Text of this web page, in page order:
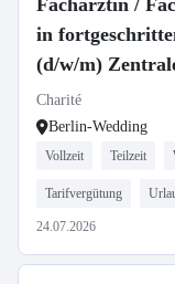
Fachärztin /
in
(d/w/m)
Charité
Berlin-Wedding
Vollzeit Teilzeit
Tarifvergütung
24.07.2026